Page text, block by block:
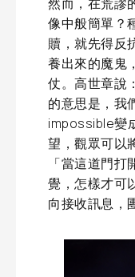
像中般簡單？
贖，就先得反
養出來的魔鬼
仗。高世章說
的意思是，我
impossible變
望，觀眾可以
「當這道門
覺，怎樣才可
向接收訊息，